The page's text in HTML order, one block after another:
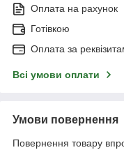
Оплата на рахунок
Готівкою
Оплата за
Всі умови оплати
Умови повернення
Повернення товару